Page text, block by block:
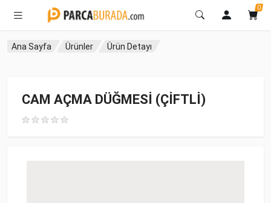
0
Ana Sayfa Ürünler Ürün Detayı
CAM AÇMA DÜĞMESİ (ÇİFTLİ)